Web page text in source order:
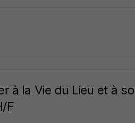
à la Vie du Lieu et à
F